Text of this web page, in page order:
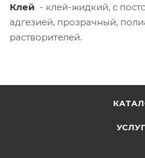
Клей - клей-жидкий, с
адгезией, прозрачный,
растворителей.